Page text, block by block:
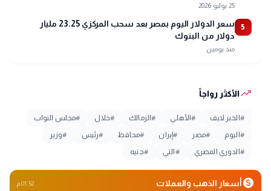
25 يوليو 2026
5
سعر الدولار اليوم بمصر بعد سحب المركزي 23.25 مليار
دولار من البنوك
منذ يومين
trending_upالأكثر رواجاً
# الخبر لايف #الأهلي #الزمالك #خلال #مجلس النواب
# اليوم #مصر #إيران #محافظ #رئيس #وزير
# الدوري المصري # التي #جنيه
monetization_onأسعار الذهب والعملات 01:52 م